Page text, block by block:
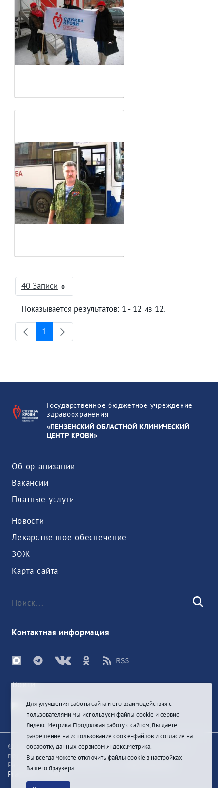
40 ЗаписиНа страницу
Показывается результатов: 1 - 12 из 12.
Страница
1
Государственное бюджетное учреждение
здравоохранения
«ПЕНЗЕНСКИЙ ОБЛАСТНОЙ КЛИНИЧЕСКИЙ
ЦЕНТР КРОВИ»
Об организации
Вакансии
Платные услуги
Новости
Лекарственное обеспечение
ЗОЖ
Карта сайта
Контактная информация
Войти
© При цитировании информации с сайта ссылка на
первоисточник обязательна
Разработка и техподдержка сайта
Pragmatic Studio
Для улучшения работы сайта и его взаимодействия с
пользователями мы используем файлы cookie и сервис
Яндекс.Метрика. Продолжая работу с сайтом, Вы даете
разрешение на использование cookie-файлов и согласие на
обработку данных сервисом Яндекс.Метрика.
Вы всегда можете отключить файлы cookie в настройках
Вашего браузера.